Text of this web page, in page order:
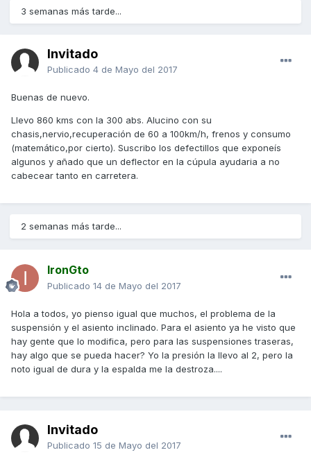
3 semanas más tarde...
Invitado
Publicado 4 de Mayo del 2017
Buenas de nuevo.
Llevo 860 kms con la 300 abs. Alucino con su
chasis,nervio,recuperación de 60 a 100km/h, frenos y consumo
(matemático,por cierto). Suscribo los defectillos que exponeís
algunos y añado que un deflector en la cúpula ayudaria a no
cabecear tanto en carretera.
2 semanas más tarde...
IronGto
Publicado 14 de Mayo del 2017
Hola a todos, yo pienso igual que muchos, el problema de la
suspensión y el asiento inclinado. Para el asiento ya he visto que
hay gente que lo modifica, pero para las suspensiones traseras,
hay algo que se pueda hacer? Yo la presión la llevo al 2, pero la
noto igual de dura y la espalda me la destroza....
Invitado
Publicado 15 de Mayo del 2017